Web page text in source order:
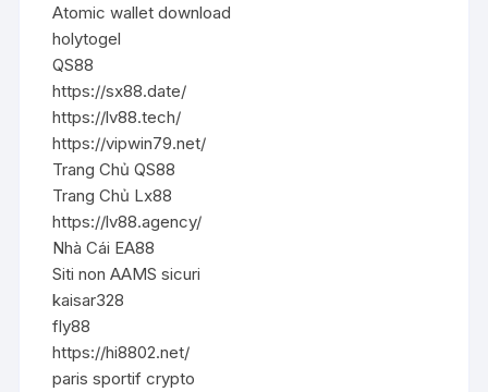
Atomic wallet download
holytogel
QS88
https://sx88.date/
https://lv88.tech/
https://vipwin79.net/
Trang Chủ QS88
Trang Chủ Lx88
https://lv88.agency/
Nhà Cái EA88
Siti non AAMS sicuri
kaisar328
fly88
https://hi8802.net/
paris sportif crypto